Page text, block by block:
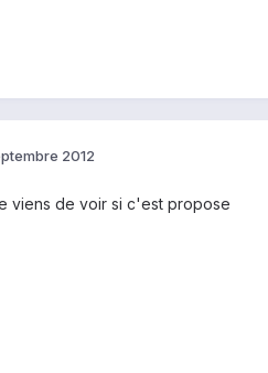
2012
viens de voir si c'est propose